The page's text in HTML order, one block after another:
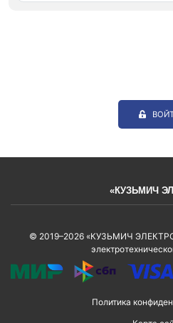
«КУЗЬМИЧ
© 2019–2026 «КУЗЬМИЧ
Политика